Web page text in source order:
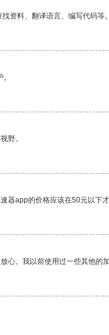
资料、翻译语言、编写代码等。
野。
器app的价格应该在50元以下才
。我以前使用过一些其他的